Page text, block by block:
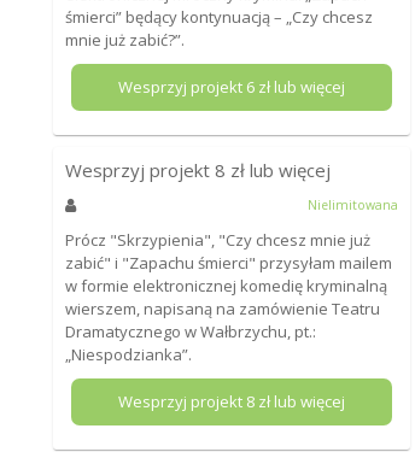
śmierci” będący kontynuacją – „Czy chcesz
mnie już zabić?”.
Wesprzyj projekt 6zł lub więcej
Wesprzyj projekt8 zł lub więcej
Nielimitowana
Prócz "Skrzypienia", "Czy chcesz mnie już
zabić" i "Zapachu śmierci" przysyłam mailem
w formie elektronicznej komedię kryminalną
wierszem, napisaną na zamówienie Teatru
Dramatycznego w Wałbrzychu, pt.:
„Niespodzianka”.
Wesprzyj projekt 8zł lub więcej